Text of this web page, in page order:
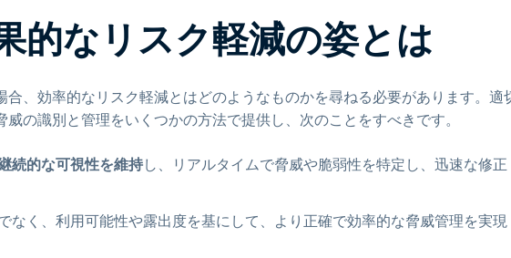
的なリスク軽減の姿とは
、効率的なリスク軽減とはどのようなものかを尋ねる必要があります。適
の識別と管理をいくつかの方法で提供し、次のことをすべきです。
続的な可視性を維持し、リアルタイムで脅威や脆弱性を特定し、迅速な修正
なく、利用可能性や露出度を基にして、より正確で効率的な脅威管理を実現